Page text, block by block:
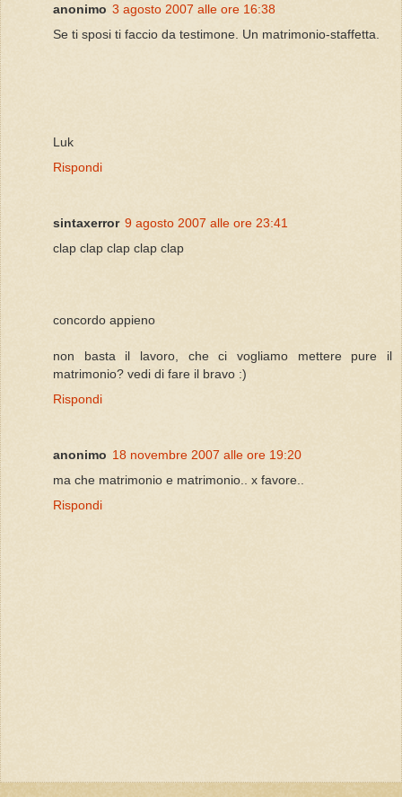
anonimo 3 agosto 2007 alle ore 16:38
Se ti sposi ti faccio da testimone. Un matrimonio-staffetta.
Luk
Rispondi
sintaxerror 9 agosto 2007 alle ore 23:41
clap clap clap clap clap
concordo appieno
non basta il lavoro, che ci vogliamo mettere pure il
matrimonio? vedi di fare il bravo :)
Rispondi
anonimo 18 novembre 2007 alle ore 19:20
ma che matrimonio e matrimonio.. x favore..
Rispondi